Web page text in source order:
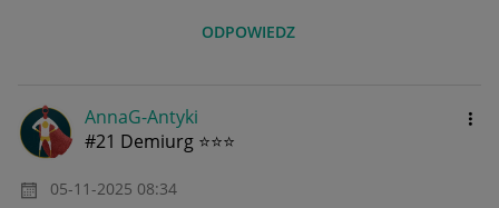
ODPOWIEDZ
AnnaG-Antyki
#21 Demiurg ⭐⭐⭐
‎05-11-2025 08:34